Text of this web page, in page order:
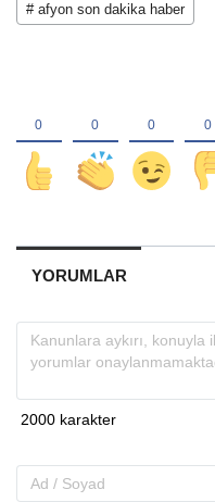
# afyon son dakika haber
YORUMLAR